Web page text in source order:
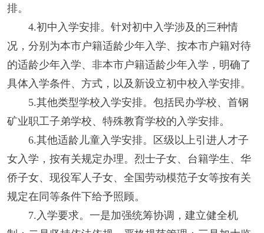
排。
4.初中入学安排。针对初中入学涉及的三种情
况，分别为本市户籍适龄少年入学、按本市户籍对待
的适龄少年入学、非本市户籍适龄少年入学，明确了
具体入学条件、方式，以及新设立初中校入学安排。
5.其他类型学校入学安排。包括民办学校、首钢
矿业职工子弟学校、特殊教育学校的入学安排。
6.其他适龄儿童入学安排。区级以上引进人才子
女入学，按有关规定办理。烈士子女、台籍学生、华
侨子女、现役军人子女、全国劳动模范子女等按有关
规定在同等条件下给予照顾。
7.入学要求。一是加强统筹协调，建立健全机